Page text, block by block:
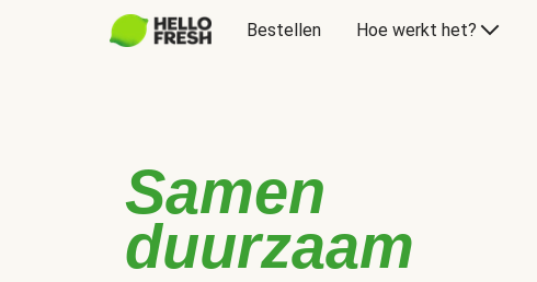
Bestellen Hoe werkt het?
Samen
duurzaam